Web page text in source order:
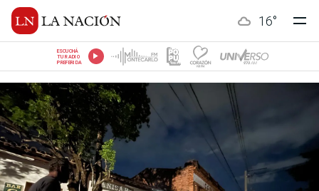
16°
ESCUCHÁ
TU RADIO
PREFERIDA